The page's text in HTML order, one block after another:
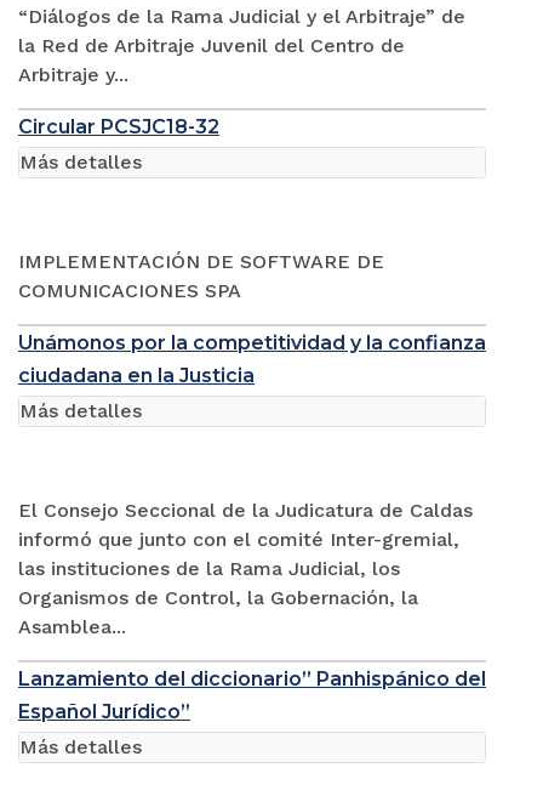
“Diálogos de la Rama Judicial y el Arbitraje” de
la Red de Arbitraje Juvenil del Centro de
Arbitraje y...
Circular PCSJC18-32
IMPLEMENTACIÓN DE SOFTWARE DE
COMUNICACIONES SPA
Más detalles
Unámonos por la competitividad y la confianza
ciudadana en la Justicia
El Consejo Seccional de la Judicatura de Caldas
informó que junto con el comité Inter-gremial,
las instituciones de la Rama Judicial, los
Organismos de Control, la Gobernación, la
Asamblea...
Más detalles
Lanzamiento del diccionario” Panhispánico del
Español Jurídico”
Más detalles